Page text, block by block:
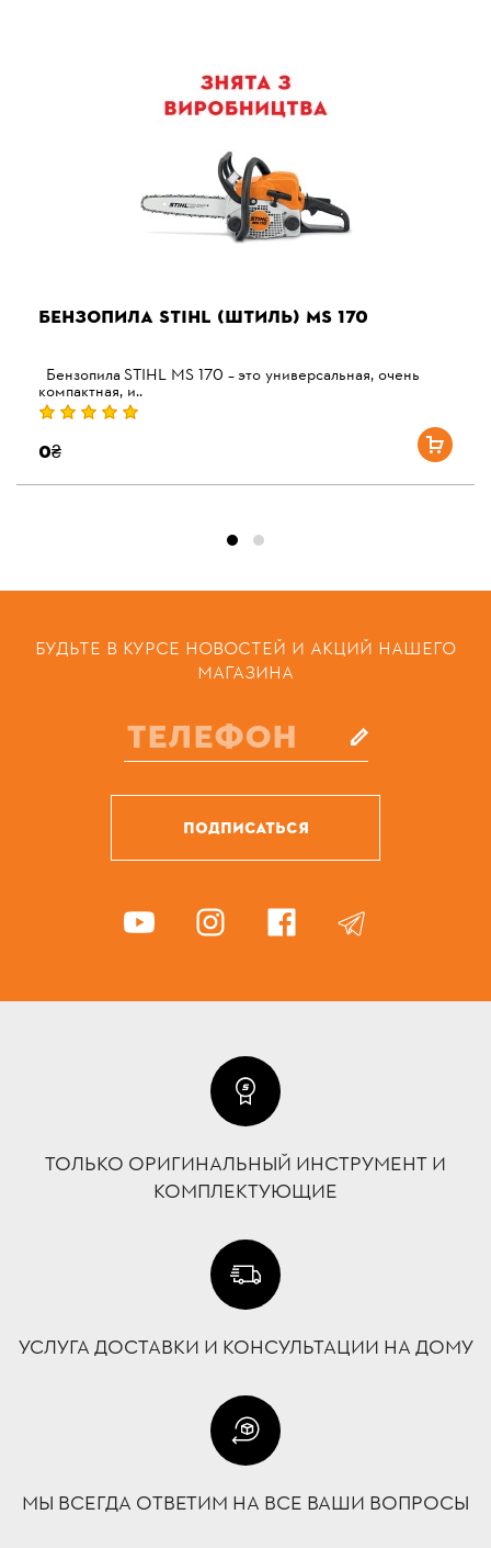
БЕНЗОПИЛА STIHL (ШТИЛЬ) MS 170
Бензопила STIHL MS 170 – это универсальная, очень
компактная, и..
0₴
БУДЬТЕ В КУРСЕ НОВОСТЕЙ И АКЦИЙ НАШЕГО
МАГАЗИНА
ПОДПИСАТЬСЯ
ТОЛЬКО ОРИГИНАЛЬНЫЙ ИНСТРУМЕНТ И
КОМПЛЕКТУЮЩИЕ
УСЛУГА ДОСТАВКИ И КОНСУЛЬТАЦИИ НА ДОМУ
МЫ ВСЕГДА ОТВЕТИМ НА ВСЕ ВАШИ ВОПРОСЫ